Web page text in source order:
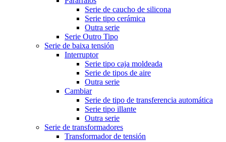
Serie de caucho de silicona
Serie tipo cerámica
Outra serie
Serie Outro Tipo
Serie de baixa tensión
Interruptor
Serie tipo caja moldeada
Serie de tipos de aire
Outra serie
Cambiar
Serie de tipo de transferencia automática
Serie tipo illante
Outra serie
Serie de transformadores
Transformador de tensión